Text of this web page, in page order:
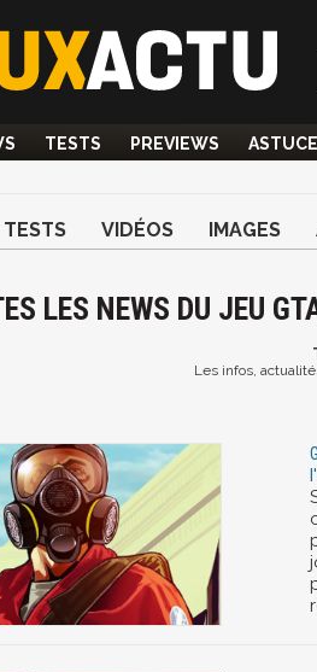
TESTS PREVIEWS
TESTS VIDÉOS IMAGES
LES NEWS DU JEU
Les infos,